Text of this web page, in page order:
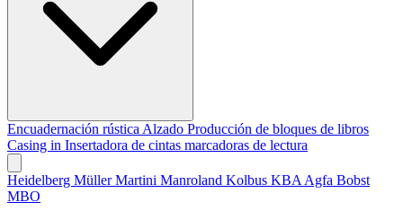
Encuadernación rústica Alzado Producción de bloques de libros
Casing in Insertadora de cintas marcadoras de lectura
Heidelberg Müller Martini Manroland Kolbus KBA Agfa Bobst
MBO